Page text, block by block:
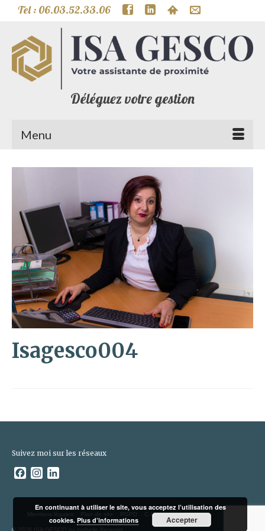
Tel : 06.03.52.33.06
Déléguez votre gestion
Menu
Isagesco004
Suivez moi sur les réseaux
FacebookInstagram
Mentions légales Plan de site RGPD C.G.V
© 2026 ISA GESCO by Isabelle Besnard
En continuant à utiliser le site, vous acceptez l’utilisation des
cookies.Plus d’informations Accepter